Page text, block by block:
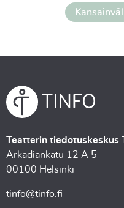
Teatterin tiedotuskeskus
Arkadiankatu 12 A 5
00100 Helsinki
tinfo@tinfo.fi